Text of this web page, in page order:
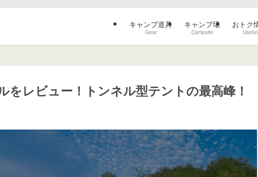
キャンプ道具
Gear
キャンプ場
Campsite
おトク
Useful
をレビュー！トンネル型テントの最高峰！